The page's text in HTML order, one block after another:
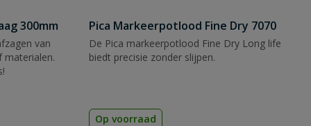
300mm
van
materialen.
Pica Markeerpotlood Fine Dry 7070
De Pica markeerpotlood Fine Dry Long life
biedt precisie zonder slijpen.
Op voorraad